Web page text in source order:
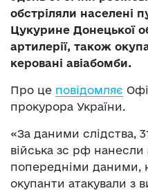
обстріляли населені
Цукурине Донецької
артилерії, також
керовані авіабомби.
Про це повідомляє
прокурора України.
«За даними слідства,
війська зс рф нанесли
попередніми даними,
окупанти атакували з